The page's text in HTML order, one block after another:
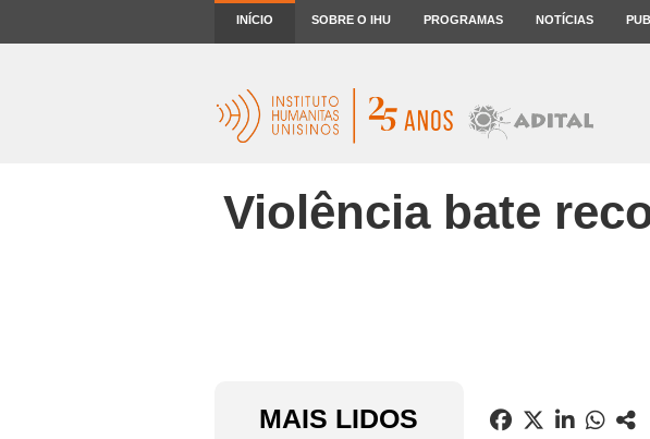
INÍCIO SOBRE O IHU PROGRAMAS NOTÍCIAS
Violência bate
MAIS LIDOS